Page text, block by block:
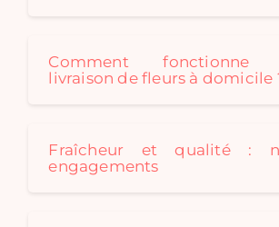
Comment fonctionne
livraison de fleurs à domicile
Fraîcheur et qualité :
engagements